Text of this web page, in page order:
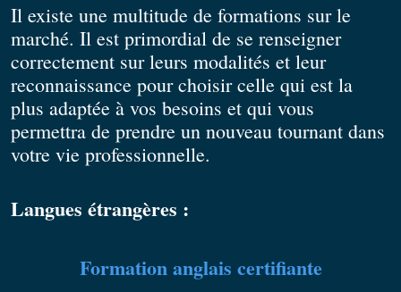
Il existe une multitude de formations sur le
marché. Il est primordial de se renseigner
correctement sur leurs modalités et leur
reconnaissance pour choisir celle qui est la
plus adaptée à vos besoins et qui vous
permettra de prendre un nouveau tournant dans
votre vie professionnelle.
Langues étrangères :
Formation anglais certifiante